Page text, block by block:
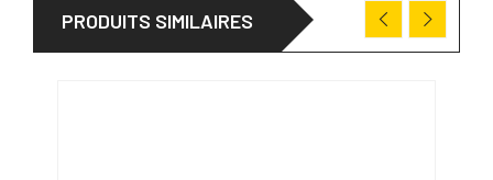
PRODUITS SIMILAIRES